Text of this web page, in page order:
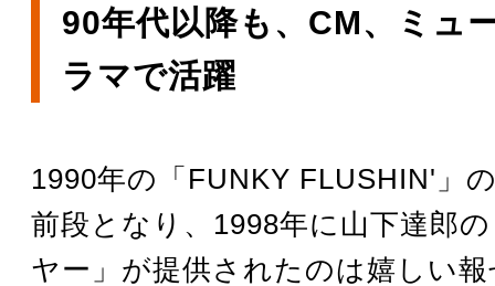
90年代以降も、CM、ミュ
ラマで活躍
1990年の「FUNKY FLUSHIN'」
前段となり、1998年に山下達郎
ヤー」が提供されたのは嬉しい